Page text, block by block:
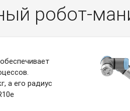
робот-
а его радиус